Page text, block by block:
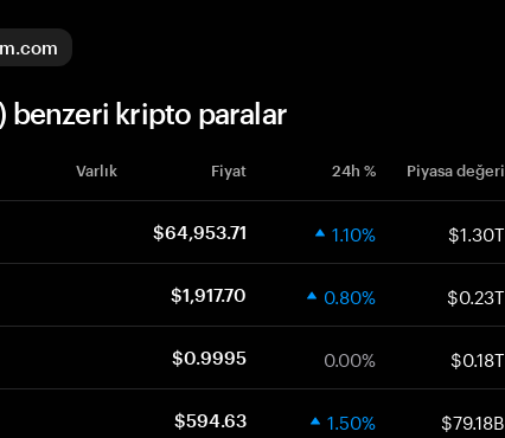
benzeri kripto paralar
Varlık Fiyat 24h % Piyasa değeri
$64,953.71 1.10% $1.30T
$1,917.70 0.80% $0.23T
$0.9995 0.00% $0.18T
$594.63 1.50% $79.18B